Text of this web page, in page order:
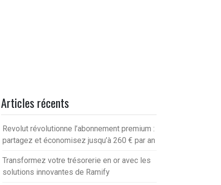
Articles récents
Revolut révolutionne l’abonnement premium :
partagez et économisez jusqu’à 260 € par an
Transformez votre trésorerie en or avec les
solutions innovantes de Ramify